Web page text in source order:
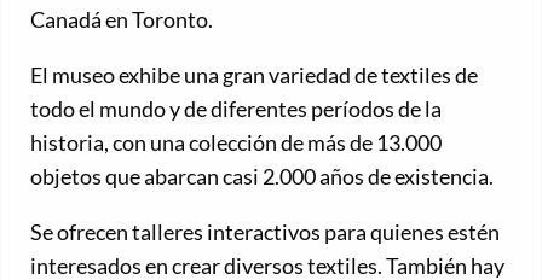
Canadá en Toronto.
El museo exhibe una gran variedad de textiles de
todo el mundo y de diferentes períodos de la
historia, con una colección de más de 13.000
objetos que abarcan casi 2.000 años de existencia.
Se ofrecen talleres interactivos para quienes estén
interesados ​​en crear diversos textiles. También hay